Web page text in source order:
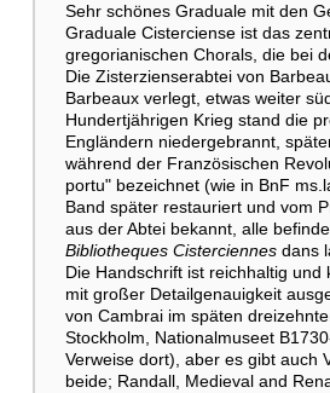
Sehr schönes Graduale mit den
Graduale Cisterciense ist das
gregorianischen Chorals, die bei
Die Zisterzienserabtei von
Barbeaux verlegt, etwas weiter
Hundertjährigen Krieg stand die
Engländern niedergebrannt,
während der Französischen
portu" bezeichnet (wie in BnF
Band später restauriert und vom
aus der Abtei bekannt, alle
Bibliotheques Cisterciennesdans
Die Handschrift ist reichhaltig
mit großer Detailgenauigkeit
von Cambrai im späten
Stockholm, Nationalmuseet
Verweise dort), aber es gibt auch
beide; Randall, Medieval and